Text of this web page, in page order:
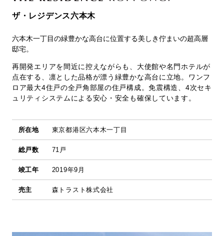
ザ・レジデンス六本木
六本木一丁目の緑豊かな高台に位置する美しき佇まいの超高層
邸宅。
再開発エリアを間近に控えながらも、大使館や名門ホテルが
点在する、凛とした品格が漂う緑豊かな高台に立地。ワンフ
ロア最大4住戸の全戸角部屋の住戸構成。免震構造、4次セキ
ュリティシステムによる安心・安全も確保しています。
所在地 東京都港区六本木一丁目
総戸数 71戸
竣工年 2019年9月
売主 森トラスト株式会社